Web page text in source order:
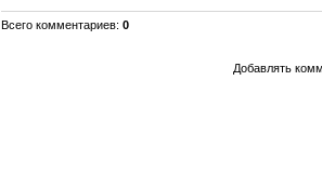
Всего комментариев: 0
Добавлять